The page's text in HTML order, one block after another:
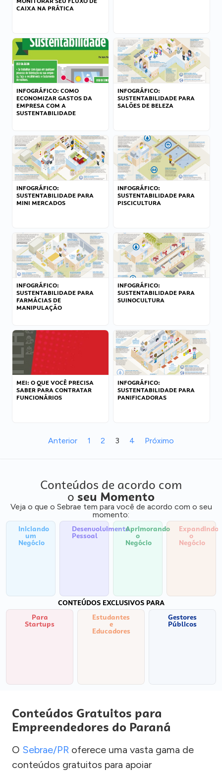
CAIXA NA PRÁTICA
INFOGRÁFICO: COMO
ECONOMIZAR GASTOS DA
EMPRESA COM A
SUSTENTABILIDADE
INFOGRÁFICO:
SUSTENTABILIDADE PARA
SALÕES DE BELEZA
INFOGRÁFICO:
SUSTENTABILIDADE PARA
MINI MERCADOS
INFOGRÁFICO:
SUSTENTABILIDADE PARA
PISCICULTURA
INFOGRÁFICO:
SUSTENTABILIDADE PARA
FARMÁCIAS DE
MANIPULAÇÃO
INFOGRÁFICO:
SUSTENTABILIDADE PARA
SUINOCULTURA
MEI: O QUE VOCÊ PRECISA
SABER PARA CONTRATAR
FUNCIONÁRIOS
INFOGRÁFICO:
SUSTENTABILIDADE PARA
PANIFICADORAS
Anterior 1 2 3 4 Próximo
Conteúdos de acordo com
o seu Momento
Veja o que o Sebrae tem para você de acordo com o seu
momento:
Iniciando
um
Negócio
Desenvolvimento
Pessoal
Aprimorando
o
Negócio
Expandindo
o
Negócio
CONTEÚDOS EXCLUSIVOS PARA
Para
Startups
Estudantes
e
Educadores
Gestores
Públicos
Conteúdos Gratuitos para
Empreendedores do Paraná
O Sebrae/PR oferece uma vasta gama de
conteúdos gratuitos para apoiar